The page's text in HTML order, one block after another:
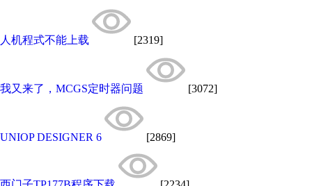
人机程式不能上载 [2319]
我又来了，MCGS定时器问题 [3072]
UNIOP DESIGNER 6 [2869]